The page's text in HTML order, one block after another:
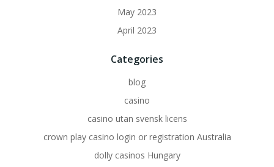
May 2023
April 2023
Categories
blog
casino
casino utan svensk licens
crown play casino login or registration Australia
dolly casinos Hungary